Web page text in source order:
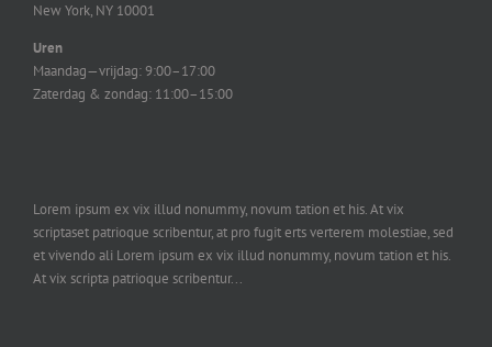
New York, NY 10001
Uren
Maandag—vrijdag: 9:00–17:00
Zaterdag & zondag: 11:00–15:00
Lorem ipsum ex vix illud nonummy, novum tation et his. At vix
scriptaset patrioque scribentur, at pro fugit erts verterem molestiae, sed
et vivendo ali Lorem ipsum ex vix illud nonummy, novum tation et his.
At vix scripta patrioque scribentur...